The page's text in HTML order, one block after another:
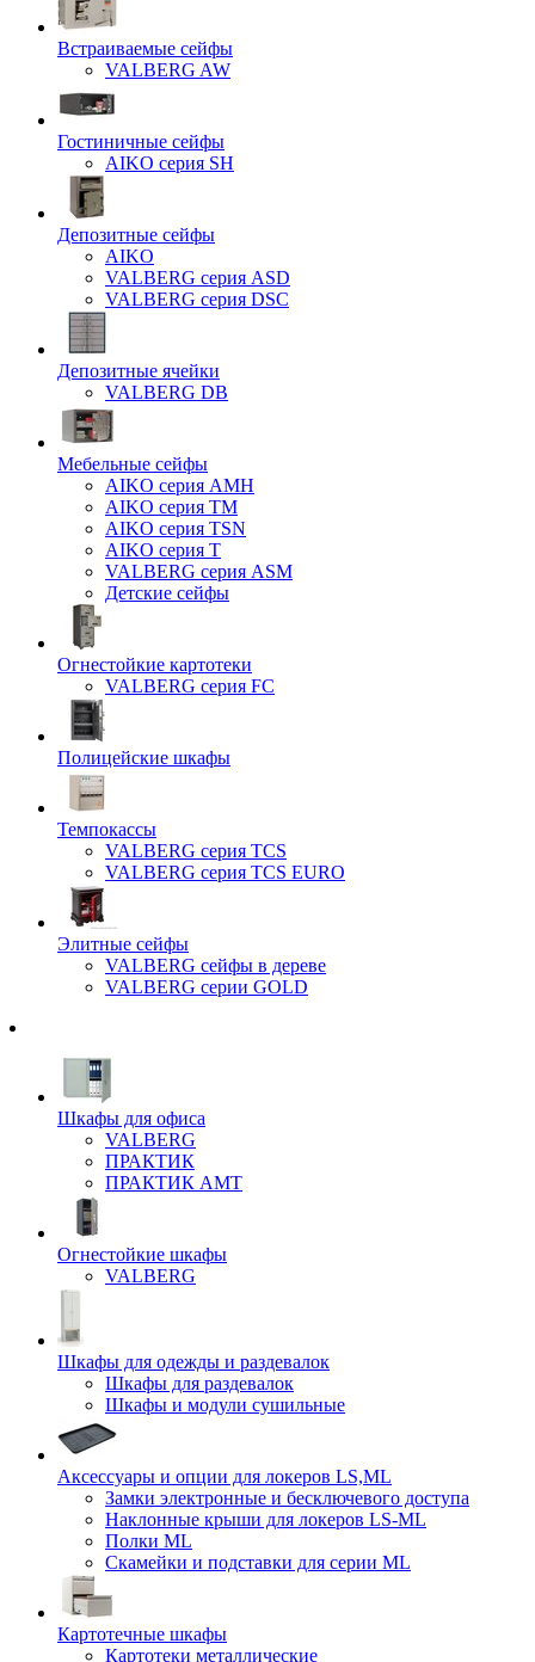
Встраиваемые сейфы
VALBERG AW
Гостиничные сейфы
AIKO серия SH
Депозитные сейфы
AIKO
VALBERG серия ASD
VALBERG серия DSC
Депозитные ячейки
VALBERG DB
Мебельные сейфы
AIKO серия AMH
AIKO серия TM
AIKO серия TSN
AIKO серия Т
VALBERG серия ASM
Детские сейфы
Огнестойкие картотеки
VALBERG серия FC
Полицейские шкафы
Темпокассы
VALBERG серия TCS
VALBERG серия TCS EURO
Элитные сейфы
VALBERG сейфы в дереве
VALBERG серии GOLD
Шкафы для офиса
VALBERG
ПРАКТИК
ПРАКТИК AMT
Огнестойкие шкафы
VALBERG
Шкафы для одежды и раздевалок
Шкафы для раздевалок
Шкафы и модули сушильные
Аксессуары и опции для локеров LS,ML
Замки электронные и бесключевого доступа
Наклонные крыши для локеров LS-ML
Полки ML
Скамейки и подставки для серии ML
Картотечные шкафы
Картотеки металлические